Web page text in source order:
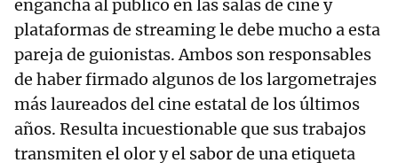
engancha al público en las salas de cine y
plataformas de streaming le debe mucho a esta
pareja de guionistas. Ambos son responsables
de haber firmado algunos de los largometrajes
más laureados del cine estatal de los últimos
años. Resulta incuestionable que sus trabajos
transmiten el olor y el sabor de una etiqueta